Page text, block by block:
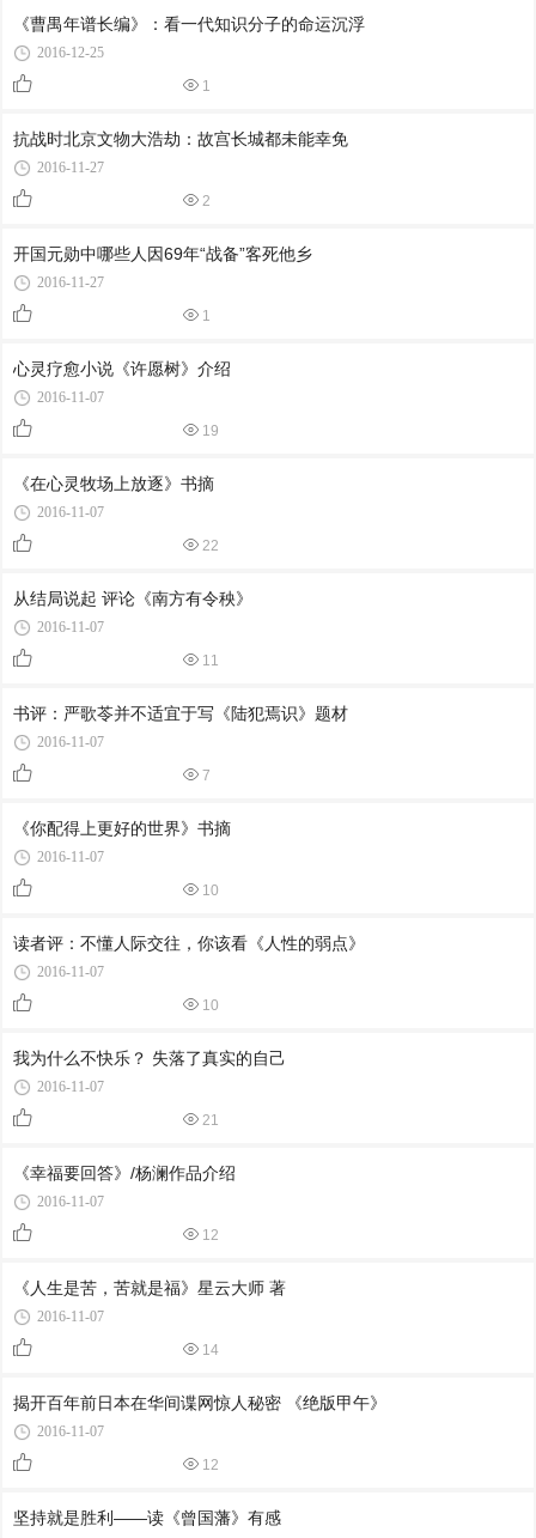
《曹禺年谱长编》：看一代知识分子的命运沉浮
2016-12-25
1
抗战时北京文物大浩劫：故宫长城都未能幸免
2016-11-27
2
开国元勋中哪些人因69年“战备”客死他乡
2016-11-27
1
心灵疗愈小说《许愿树》介绍
2016-11-07
19
《在心灵牧场上放逐》书摘
2016-11-07
22
从结局说起 评论《南方有令秧》
2016-11-07
11
书评：严歌苓并不适宜于写《陆犯焉识》题材
2016-11-07
7
《你配得上更好的世界》书摘
2016-11-07
10
读者评：不懂人际交往，你该看《人性的弱点》
2016-11-07
10
我为什么不快乐？ 失落了真实的自己
2016-11-07
21
《幸福要回答》/杨澜作品介绍
2016-11-07
12
《人生是苦，苦就是福》星云大师 著
2016-11-07
14
揭开百年前日本在华间谍网惊人秘密 《绝版甲午》
2016-11-07
12
坚持就是胜利——读《曾国藩》有感